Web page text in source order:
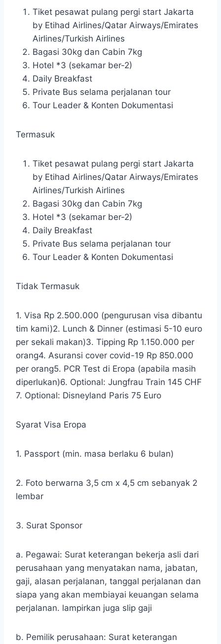
Tiket pesawat pulang pergi start Jakarta
by Etihad Airlines/Qatar Airways/Emirates
Airlines/Turkish Airlines
Bagasi 30kg dan Cabin 7kg
Hotel *3 (sekamar ber-2)
Daily Breakfast
Private Bus selama perjalanan tour
Tour Leader & Konten Dokumentasi
Termasuk
Tiket pesawat pulang pergi start Jakarta
by Etihad Airlines/Qatar Airways/Emirates
Airlines/Turkish Airlines
Bagasi 30kg dan Cabin 7kg
Hotel *3 (sekamar ber-2)
Daily Breakfast
Private Bus selama perjalanan tour
Tour Leader & Konten Dokumentasi
Tidak Termasuk
1. Visa Rp 2.500.000 (pengurusan visa dibantu
tim kami)2. Lunch & Dinner (estimasi 5-10 euro
per sekali makan)3. Tipping Rp 1.150.000 per
orang4. Asuransi cover covid-19 Rp 850.000
per orang5. PCR Test di Eropa (apabila masih
diperlukan)6. Optional: Jungfrau Train 145 CHF
7. Optional: Disneyland Paris 75 Euro
Syarat Visa Eropa
1. Passport (min. masa berlaku 6 bulan)
2. Foto berwarna 3,5 cm x 4,5 cm sebanyak 2
lembar
3. Surat Sponsor
a. Pegawai: Surat keterangan bekerja asli dari
perusahaan yang menyatakan nama, jabatan,
gaji, alasan perjalanan, tanggal perjalanan dan
siapa yang akan membiayai keuangan selama
perjalanan. lampirkan juga slip gaji
b. Pemilik perusahaan: Surat keterangan